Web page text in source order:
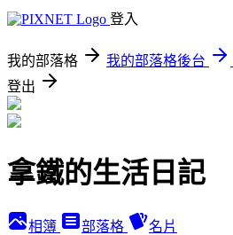
登入
我的部落格 我的部落格後台
登出
拿鐵的生活日記
相簿 部落格 名片